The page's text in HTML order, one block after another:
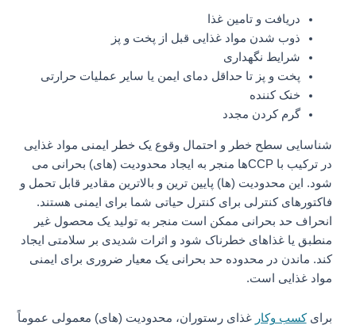
دریافت و تامین غذا
ذوب شدن مواد غذایی قبل از پخت و پز
شرایط نگهداری
پخت و پز تا حداقل دمای ایمن یا سایر عملیات حرارتی
خنک کننده
گرم کردن مجدد
شناسایی سطح خطر و احتمال وقوع یک خطر ایمنی مواد غذایی
در ترکیب با CCPها منجر به ایجاد محدودیت (های) بحرانی می
شود. این محدودیت (ها) پایین ترین و بالاترین مقادیر قابل تحمل و
فاکتورهای کنترلی برای کنترل حیاتی شما برای ایمنی هستند.
انحراف حد بحرانی ممکن است منجر به تولید یک محصول غیر
منطبق یا غذاهای خطرناک شود و اثرات شدیدی بر سلامتی ایجاد
کند. ماندن در محدوده حد بحرانی یک معیار ضروری برای ایمنی
مواد غذایی است.
برایکسب وکارغذای رستوران، محدودیت (‌های) معمولی عموماً